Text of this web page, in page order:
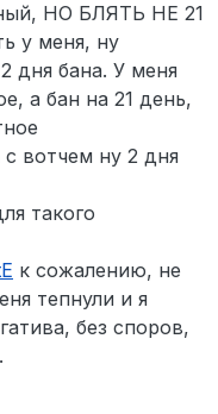
НО БЛЯТЬ НЕ 21
у меня, ну
дня бана. У меня
а бан на 21 день,
вотчем ну 2 дня
такого
к сожалению, не
тепнули и я
без споров,